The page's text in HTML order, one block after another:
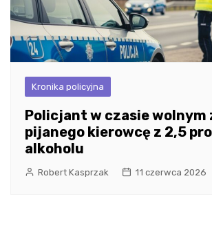
Kronika policyjna
Policjant w czasie wolnym
pijanego kierowcę z 2,5
alkoholu
Robert Kasprzak 11 czerwca 2026